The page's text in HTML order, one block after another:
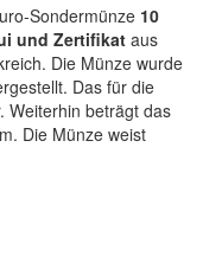
Sondermünze 10
und Zertifikat aus
Die Münze wurde
Das für die
Weiterhin beträgt das
Die Münze weist